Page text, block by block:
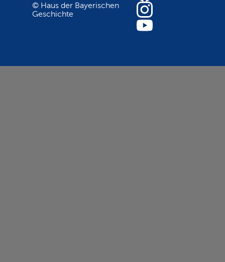
© Haus der Bayerischen
Geschichte